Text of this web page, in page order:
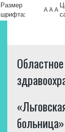
Размер
шрифта:
A A A
больница»